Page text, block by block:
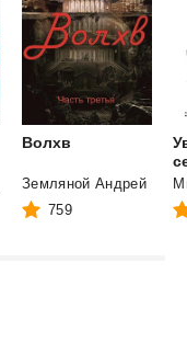
Волхв
Земляной Андрей
759